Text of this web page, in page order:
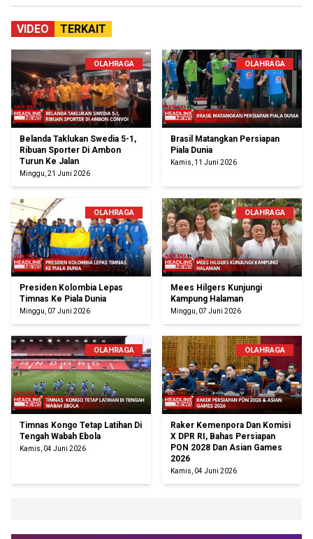
VIDEO TERKAIT
OLAHRAGA
Belanda Taklukan Swedia 5-1,
Ribuan Sporter Di Ambon
Turun Ke Jalan
Minggu, 21 Juni 2026
OLAHRAGA
Brasil Matangkan Persiapan
Piala Dunia
Kamis, 11 Juni 2026
OLAHRAGA
Presiden Kolombia Lepas
Timnas Ke Piala Dunia
Minggu, 07 Juni 2026
OLAHRAGA
Mees Hilgers Kunjungi
Kampung Halaman
Minggu, 07 Juni 2026
OLAHRAGA
Timnas Kongo Tetap Latihan Di
Tengah Wabah Ebola
Kamis, 04 Juni 2026
OLAHRAGA
Raker Kemenpora Dan Komisi
X DPR RI, Bahas Persiapan
PON 2028 Dan Asian Games
2026
Kamis, 04 Juni 2026